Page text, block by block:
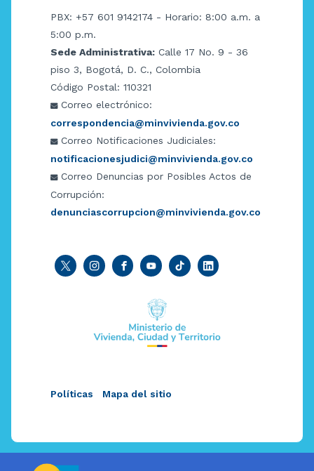
PBX: +57 601 9142174 - Horario: 8:00 a.m. a
5:00 p.m.
Sede Administrativa: Calle 17 No. 9 - 36
piso 3, Bogotá, D. C., Colombia
Código Postal: 110321
Correo electrónico:
correspondencia@minvivienda.gov.co
Correo Notificaciones Judiciales:
notificacionesjudici@minvivienda.gov.co
Correo Denuncias por Posibles Actos de
Corrupción:
denunciascorrupcion@minvivienda.gov.co
Políticas Mapa del sitio